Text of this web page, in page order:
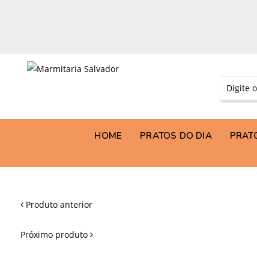
HOME PRATOS DO DIA
Produto anterior
Próximo produto